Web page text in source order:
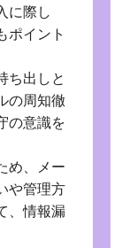
に際し
ポイント
ち出しと
の周知徹
の意識を
め、メー
や管理方
、情報漏